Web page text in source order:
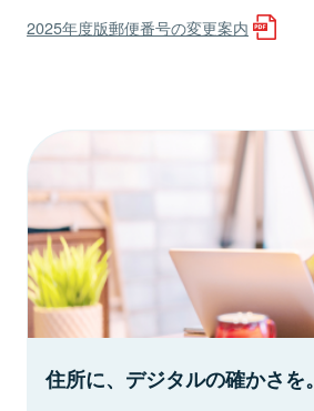
2025年度版郵便番号の変更案内
住所に、デジタルの確かさを。